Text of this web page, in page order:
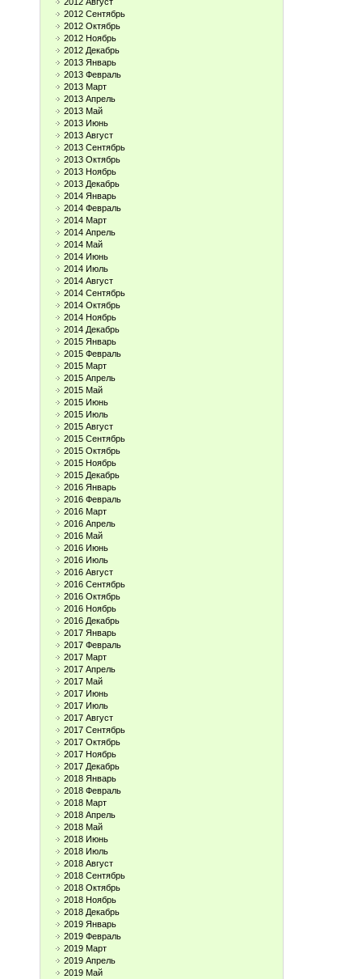
2012 Сентябрь
2012 Октябрь
2012 Ноябрь
2012 Декабрь
2013 Январь
2013 Февраль
2013 Март
2013 Апрель
2013 Май
2013 Июнь
2013 Август
2013 Сентябрь
2013 Октябрь
2013 Ноябрь
2013 Декабрь
2014 Январь
2014 Февраль
2014 Март
2014 Апрель
2014 Май
2014 Июнь
2014 Июль
2014 Август
2014 Сентябрь
2014 Октябрь
2014 Ноябрь
2014 Декабрь
2015 Январь
2015 Февраль
2015 Март
2015 Апрель
2015 Май
2015 Июнь
2015 Июль
2015 Август
2015 Сентябрь
2015 Октябрь
2015 Ноябрь
2015 Декабрь
2016 Январь
2016 Февраль
2016 Март
2016 Апрель
2016 Май
2016 Июнь
2016 Июль
2016 Август
2016 Сентябрь
2016 Октябрь
2016 Ноябрь
2016 Декабрь
2017 Январь
2017 Февраль
2017 Март
2017 Апрель
2017 Май
2017 Июнь
2017 Июль
2017 Август
2017 Сентябрь
2017 Октябрь
2017 Ноябрь
2017 Декабрь
2018 Январь
2018 Февраль
2018 Март
2018 Апрель
2018 Май
2018 Июнь
2018 Июль
2018 Август
2018 Сентябрь
2018 Октябрь
2018 Ноябрь
2018 Декабрь
2019 Январь
2019 Февраль
2019 Март
2019 Апрель
2019 Май